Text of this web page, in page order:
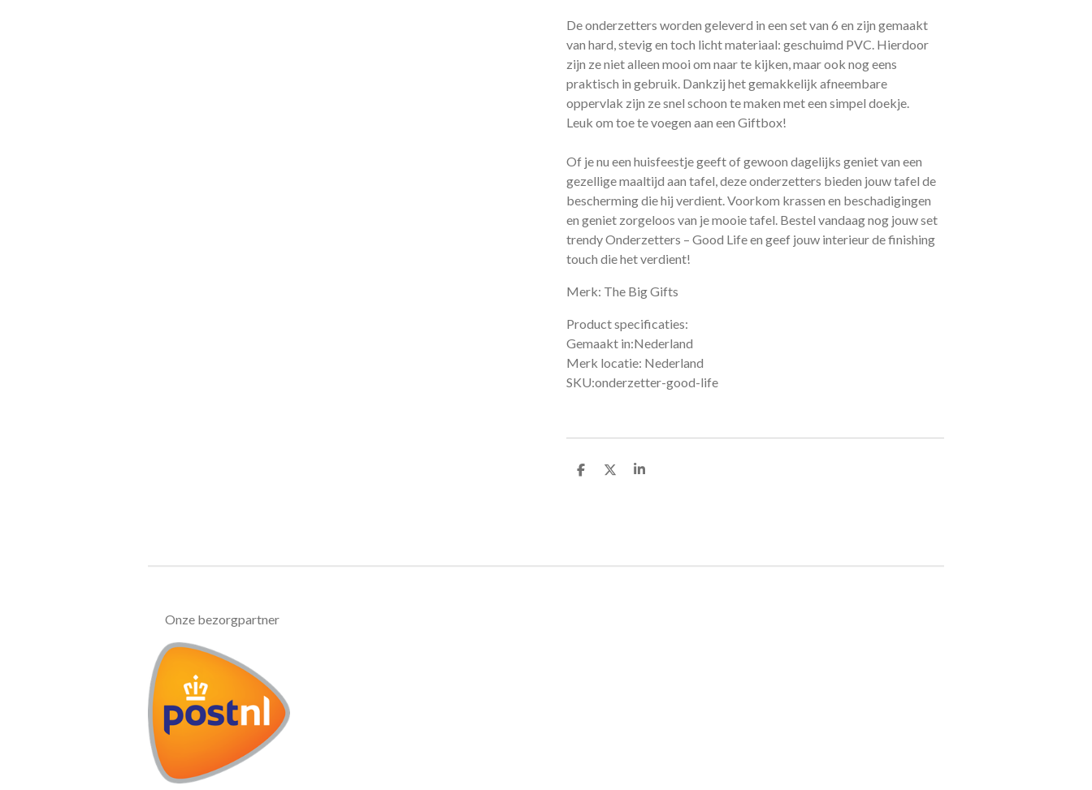
De onderzetters worden geleverd in een set van 6 en zijn gemaakt
van hard, stevig en toch licht materiaal: geschuimd PVC. Hierdoor
zijn ze niet alleen mooi om naar te kijken, maar ook nog eens
praktisch in gebruik. Dankzij het gemakkelijk afneembare
oppervlak zijn ze snel schoon te maken met een simpel doekje.
Leuk om toe te voegen aan een Giftbox!
Of je nu een huisfeestje geeft of gewoon dagelijks geniet van een
gezellige maaltijd aan tafel, deze onderzetters bieden jouw tafel de
bescherming die hij verdient. Voorkom krassen en beschadigingen
en geniet zorgeloos van je mooie tafel. Bestel vandaag nog jouw set
trendy Onderzetters – Good Life en geef jouw interieur de finishing
touch die het verdient!
Merk: The Big Gifts
Product specificaties:
Gemaakt in:Nederland
Merk locatie: Nederland
SKU:onderzetter-good-life
D
D
S
Onze bezorgpartner